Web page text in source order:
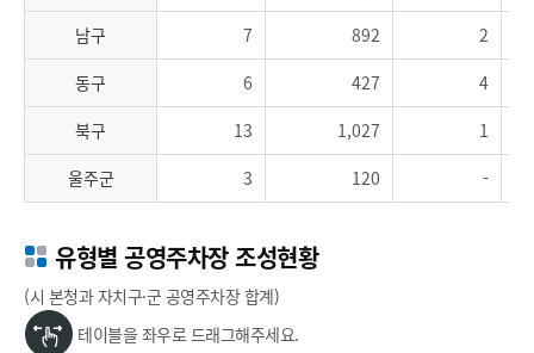
남구
7 892
2
동구
6 427
4
북구
13 1,027
1
울주군
3 120 -
유형별 공영주차장 조성현황
(시 본청과 자치구·군 공영주차장 합계)
테이블을 좌우로 드래그해주세요.